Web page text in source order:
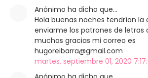
Anónimo ha dicho que…
Hola buenas noches tendrían la
enviarme los patrones de letras
muchas gracias mi correo es
hugoreibarra@gmail.com
martes, septiembre 01, 2020